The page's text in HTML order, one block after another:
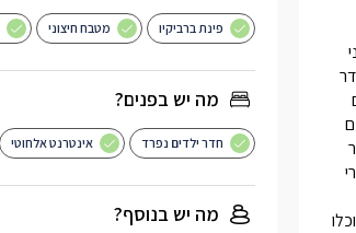
פינת ברביקיו מטבח חיצוני
מה יש בפנים?
חדר ילדים נפרד אינטרנט אלחוטי
מה יש בנוסף?